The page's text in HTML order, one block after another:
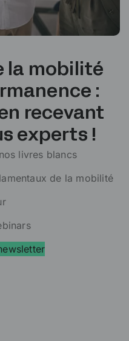
la mobilité
:
recevant
experts !
livres blancs
de la mobilité